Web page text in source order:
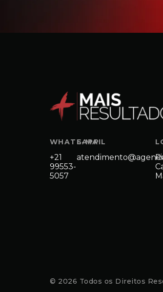
WHATSAPP
+21
99553-
5057
E-MAIL
© 2026 Todos os Direitos